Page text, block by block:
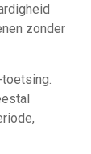
zonder